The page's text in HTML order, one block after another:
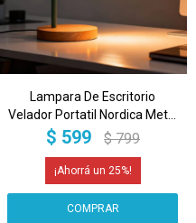
Lampara De Escritorio
Velador Portatil Nordica Metal
Madera Lectura IMBACK
$ 599 $ 799
25